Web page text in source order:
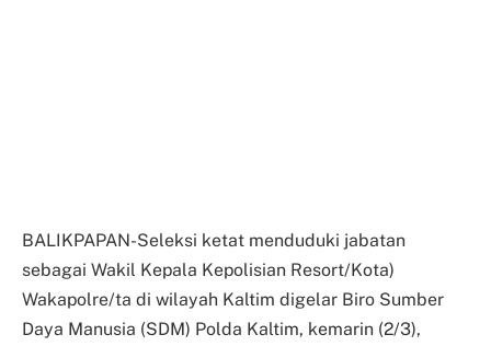
BALIKPAPAN-Seleksi ketat menduduki jabatan
sebagai Wakil Kepala Kepolisian Resort/Kota)
Wakapolre/ta di wilayah Kaltim digelar Biro Sumber
Daya Manusia (SDM) Polda Kaltim, kemarin (2/3),